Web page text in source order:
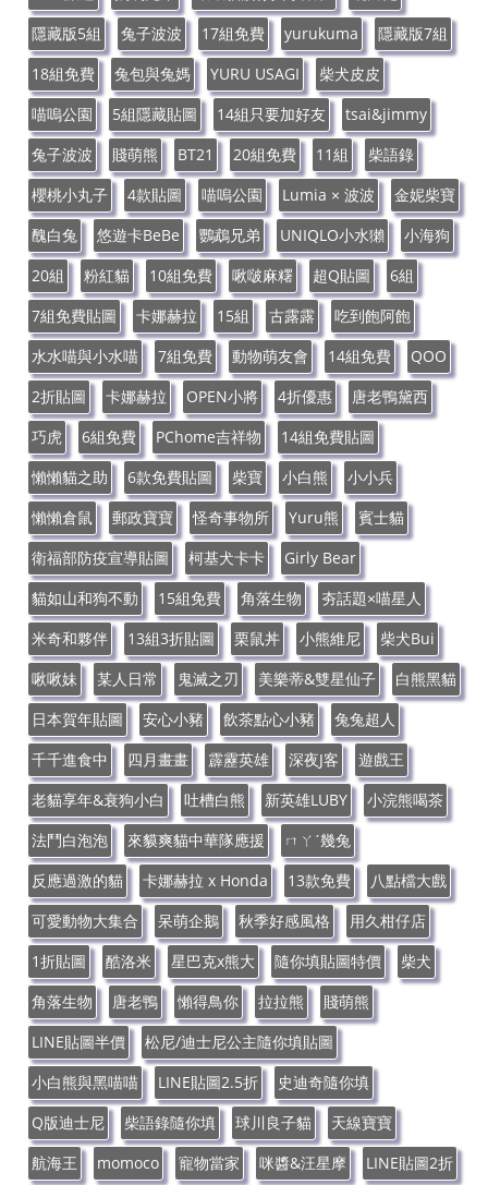
隱藏版5組
兔子波波 17組免費 yurukuma
隱藏版7組
18組免費
兔包與兔媽 YURU USAGI
柴犬皮皮
喵嗚公園
5組隱藏貼圖 14組只要加好友
tsai&jimmy
兔子波波
賤萌熊 BT21 20組免費 11組
柴語錄
櫻桃小丸子
4款貼圖 喵嗚公園 Lumia × 波波
金妮柴寶
醜白兔
悠遊卡BeBe 鸚鵡兄弟 UNIQLO小水獺
小海狗
20組
粉紅貓 10組免費 啾啵麻糬 超Q貼圖
6組
7組免費貼圖
卡娜赫拉 15組 古露露
吃到飽阿飽
水水喵與小水喵
7組免費 動物萌友會 14組免費
QOO
2折貼圖
卡娜赫拉 OPEN小將 4折優惠
唐老鴨黛西
巧虎
6組免費 PChome吉祥物
14組免費貼圖
懶懶貓之助
6款免費貼圖 柴寶 小白熊
小小兵
懶懶倉鼠
郵政寶寶 怪奇事物所 Yuru熊
賓士貓
衛福部防疫宣導貼圖
柯基犬卡卡
Girly Bear
貓如山和狗不動
15組免費 角落生物
夯話題×喵星人
米奇和夥伴
13組3折貼圖 栗鼠丼 小熊維尼
柴犬Bui
啾啾妹
某人日常 鬼滅之刃 美樂蒂&雙星仙子
白熊黑貓
日本賀年貼圖
安心小豬 飲茶點心小豬
兔兔超人
千千進食中
四月畫畫 霹靂英雄 深夜J客
遊戲王
老貓享年&衰狗小白
吐槽白熊 新英雄LUBY
小浣熊喝茶
法鬥白泡泡
來貘爽貓中華隊應援
ㄇㄚˊ幾兔
反應過激的貓
卡娜赫拉 x Honda 13款免費
八點檔大戲
可愛動物大集合
呆萌企鵝 秋季好感風格
用久柑仔店
1折貼圖
酷洛米 星巴克x熊大 隨你填貼圖特價
柴犬
角落生物
唐老鴨 懶得鳥你 拉拉熊
賤萌熊
LINE貼圖半價
松尼/迪士尼公主隨你填貼圖
小白熊與黑喵喵
LINE貼圖2.5折
史迪奇隨你填
Q版迪士尼
柴語錄隨你填 球川良子貓
天線寶寶
航海王
momoco 寵物當家 咪醬&汪星摩 LINE貼圖2折